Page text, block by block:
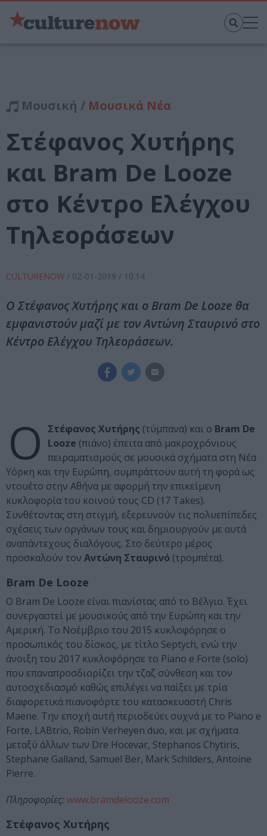
Μουσική / Μουσικά Νέα
Στέφανος Χυτήρης
και Bram De Looze
στο Κέντρο Ελέγχου
Τηλεοράσεων
CULTURENOW / 02-01-2019 / 10:14
Ο Στέφανος Χυτήρης και ο Bram De Looze θα
εμφανιστούν μαζί με τον Αντώνη Σταυρινό στο
Κέντρο Ελέγχου Τηλεοράσεων.
Ο Στέφανος Χυτήρης (τύμπανα) και ο Bram De
Looze (πιάνο) έπειτα από μακροχρόνιους
πειραματισμούς σε μουσικά σχήματα στη Νέα
Υόρκη και την Ευρώπη, συμπράττουν αυτή τη φορά ως
ντουέτο στην Αθήνα με αφορμή την επικείμενη
κυκλοφορία του κοινού τους CD (17 Takes).
Συνθέτοντας στη στιγμή, εξερευνούν τις πολυεπίπεδες
σχέσεις των οργάνων τους και δημιουργούν με αυτά
αναπάντεχους διαλόγους. Στο δεύτερο μέρος
προσκαλούν τον Αντώνη Σταυρινό (τρομπέτα).
Bram De Looze
Ο Bram De Looze είναι πιανίστας από το Βέλγιο. Έχει
συνεργαστεί με μουσικούς από την Ευρώπη και την
Αμερική. Το Νοέμβριο του 2015 κυκλοφόρησε ο
προσωπικός του δίσκος, με τίτλο Septych, ενώ την
άνοιξη του 2017 κυκλοφόρησε το Piano e Forte (solo)
που επαναπροσδιορίζει την τζαζ σύνθεση και τον
αυτοσχεδιασμό καθώς επιλέγει να παίξει με τρία
διαφορετικά πιανοφόρτε του κατασκευαστή Chris
Maene. Την εποχή αυτή περιοδεύει συχνά με το Piano e
Forte, LABtrio, Robin Verheyen duo, και με σχήματα
μεταξύ άλλων των Dre Hocevar, Stephanos Chytiris,
Stephane Galland, Samuel Ber, Mark Schilders, Antoine
Pierre.
Πληροφορίες: www.bramdelooze.com
Στέφανος Χυτήρης